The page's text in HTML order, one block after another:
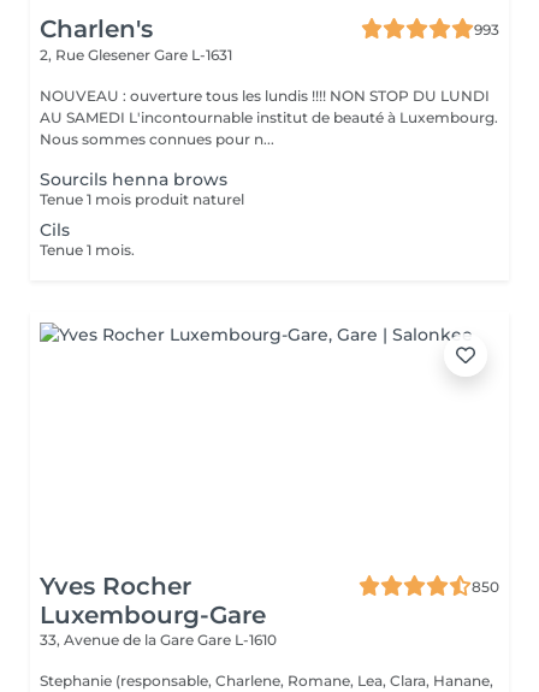
Charlen's
993
2, Rue Glesener Gare L-1631
NOUVEAU : ouverture tous les lundis !!!! NON STOP DU LUNDI
AU SAMEDI L'incontournable institut de beauté à Luxembourg.
Nous sommes connues pour n...
Sourcils henna brows
Tenue 1 mois produit naturel
Cils
Tenue 1 mois.
Yves Rocher
Luxembourg-Gare
850
33, Avenue de la Gare Gare L-1610
Stephanie (responsable, Charlene, Romane, Lea, Clara, Hanane,